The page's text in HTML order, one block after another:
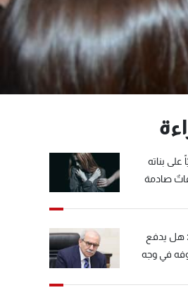
بناته
صادمة
هل يدفع
في وجه